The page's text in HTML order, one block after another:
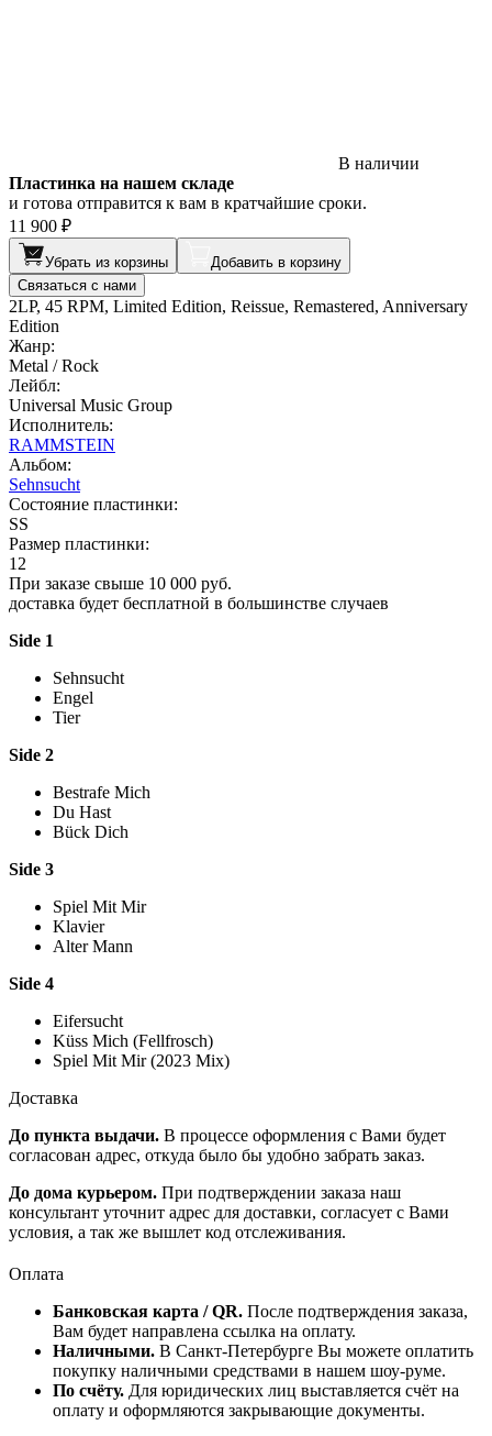
В наличии
Пластинка на нашем складе
и готова отправится к вам в кратчайшие сроки.
11 900 ₽
Убрать из корзины
Добавить в корзину
Связаться с нами
2LP, 45 RPM, Limited Edition, Reissue, Remastered, Anniversary
Edition
Жанр:
Metal / Rock
Лейбл:
Universal Music Group
Исполнитель:
RAMMSTEIN
Альбом:
Sehnsucht
Состояние пластинки:
SS
Размер пластинки:
12
При заказе свыше 10 000 руб.
доставка будет бесплатной в большинстве случаев
Side 1
Sehnsucht
Engel
Tier
Side 2
Bestrafe Mich
Du Hast
Bück Dich
Side 3
Spiel Mit Mir
Klavier
Alter Mann
Side 4
Eifersucht
Küss Mich (Fellfrosch)
Spiel Mit Mir (2023 Mix)
Доставка
До пункта выдачи. В процессе оформления с Вами будет
согласован адрес, откуда было бы удобно забрать заказ.
До дома курьером. При подтверждении заказа наш
консультант уточнит адрес для доставки, согласует с Вами
условия, а так же вышлет код отслеживания.
Оплата
Банковская карта / QR. После подтверждения заказа,
Вам будет направлена ссылка на оплату.
Наличными. В Санкт-Петербурге Вы можете оплатить
покупку наличными средствами в нашем шоу-руме.
По счёту. Для юридических лиц выставляется счёт на
оплату и оформляются закрывающие документы.